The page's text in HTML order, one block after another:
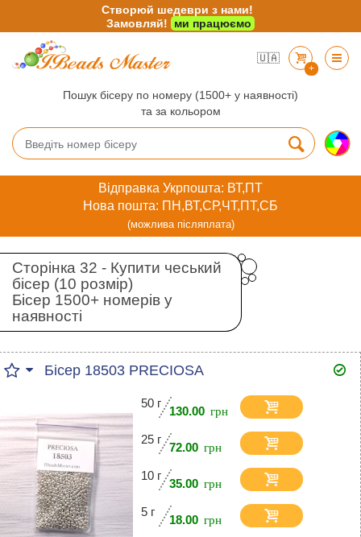
🇺🇦
+
Пошук бісеру по номеру (1500+ у наявності)
та за кольором
Відправка Укрпошта: ВТ,ПТ
Нова пошта: ПН,ВТ,СР,ЧТ,ПТ,СБ
(можлива післяплата)
Сторінка 32 - Купити чеський
бісер (10 розмір)
Бісер 1500+ номерів у
наявності
Бісер 18503 PRECIOSA
50 г
130.00
25 г
72.00
10 г
35.00
5 г
18.00
Створюй шедеври з нами!
Замовляй!
ми працюємо